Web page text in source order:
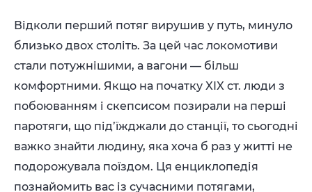
Відколи перший потяг вирушив у путь, минуло
близько двох століть. За цей час локомотиви
стали потужнішими, а вагони — більш
комфортними. Якщо на початку XIX ст. люди з
побоюванням і скепсисом позирали на перші
паротяги, що під’їжджали до станції, то сьогодні
важко знайти людину, яка хоча б раз у житті не
подорожувала поїздом. Ця енциклопедія
познайомить вас із сучасними потягами,